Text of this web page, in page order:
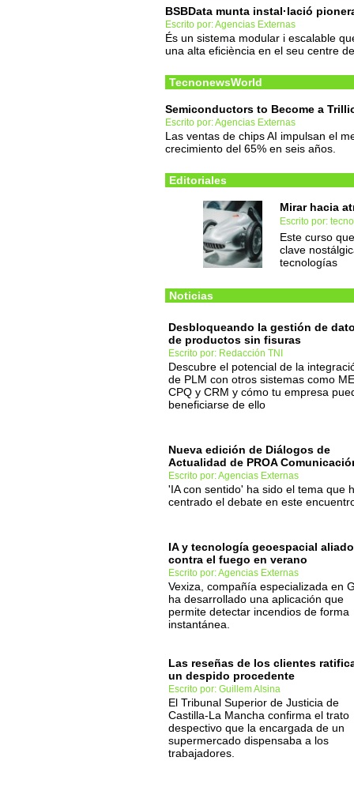
BSBData munta instal·lació
Escrito por: Agencias Externas
És un sistema modular i escalable
una alta eficiència en el seu centre
TecnonewsWorld
Semiconductors to Become a
Escrito por: Agencias Externas
Las ventas de chips AI impulsan el
crecimiento del 65% en seis años.
Editoriales
Mirar hacia
Escrito por:
Este curso
clave
tecnologías
Noticias
Desbloqueando la gestión de
de productos sin fisuras
Escrito por: Redacción TNI
Descubre el potencial de la
de PLM con otros sistemas como
CPQ y CRM y cómo tu empresa
beneficiarse de ello
Nueva edición de Diálogos de
Actualidad de PROA
Escrito por: Agencias Externas
'IA con sentido' ha sido el tema que
centrado el debate en este
IA y tecnología geoespacial
contra el fuego en verano
Escrito por: Agencias Externas
Vexiza, compañía especializada en
ha desarrollado una aplicación que
permite detectar incendios de forma
instantánea.
Las reseñas de los clientes
un despido procedente
Escrito por: Guillem Alsina
El Tribunal Superior de Justicia de
Castilla-La Mancha confirma el trato
despectivo que la encargada de un
supermercado dispensaba a los
trabajadores.